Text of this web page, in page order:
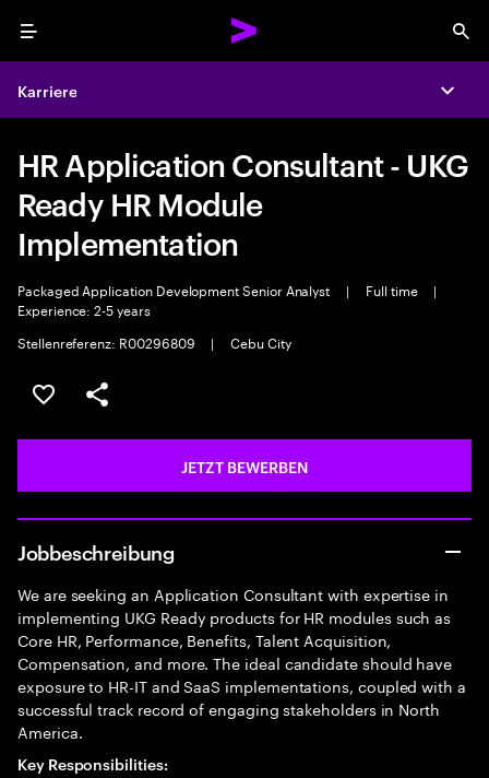
Menu
Karriere
HR Application Consultant - UKG
Ready HR Module
Implementation
Packaged Application Development Senior Analyst | Full time
|
Experience: 2-5 years
Stellenreferenz: R00296809
| Cebu City
JOB SPEICHERN
Teilen
JETZT BEWERBEN
Jobbeschreibung
We are seeking an Application Consultant with expertise in
implementing UKG Ready products for HR modules such as
Core HR, Performance, Benefits, Talent Acquisition,
Compensation, and more. The ideal candidate should have
exposure to HR-IT and SaaS implementations, coupled with a
successful track record of engaging stakeholders in North
America.
Key Responsibilities: